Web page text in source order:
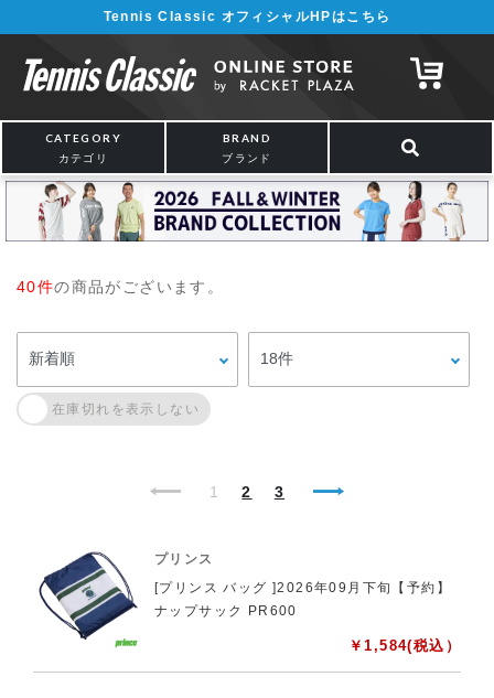
Tennis Classic オフィシャルHPはこちら
CATEGORY
カテゴリ
BRAND
ブランド
40件の商品がございます。
1 2 3
プリンス
[プリンス バッグ ]2026年09月下旬【予約】
ナップサック PR600
￥1,584(税込）